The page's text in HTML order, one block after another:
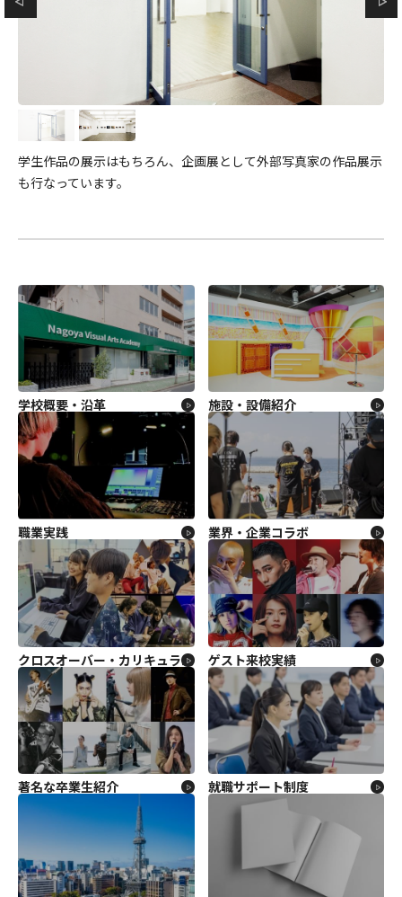
学生作品の展示はもちろん、企画展として外部写真家の作品展示
も行なっています。
学校概要・沿革 施設・設備紹介
職業実践 業界・企業コラボ
クロスオーバー・カリキュラム ゲスト来校実績
著名な卒業生紹介 就職サポート制度